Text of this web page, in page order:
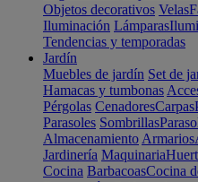
Objetos decorativos Velas
Iluminación Lámparas
Tendencias y temporadas
Jardín
Muebles de jardín Set de
Hamacas y tumbonas
Pérgolas CenadoresCarpas
Parasoles Sombrillas
Almacenamiento Armarios
Jardinería Maquinaria
Cocina BarbacoasCocina